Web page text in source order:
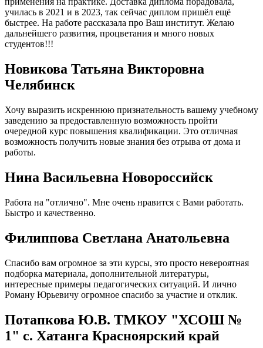
училась в 2021 и в 2023, так сейчас диплом пришёл ещё
быстрее. На работе рассказала про Ваш институт. Желаю
дальнейшего развития, процветания и много новых
студентов!!!
Новикова Татьяна Викторовна
Челябинск
Хочу выразить искреннюю признательность вашему учебному
заведению за предоставленную возможность пройти
очередной курс повышения квалификации. Это отличная
возможность получить новые знания без отрыва от дома и
работы.
Нина Васильевна Новороссийск
Работа на "отлично". Мне очень нравится с Вами работать.
Быстро и качественно.
Филиппова Светлана Анатольевна
Спасибо вам огромное за эти курсы, это просто невероятная
подборка материала, дополнительной литературы,
интересные примеры педагогических ситуаций. И лично
Роману Юрьевичу огромное спасибо за участие и отклик.
Потапкова Ю.В. ТМКОУ "ХСОШ №
1" с. Хатанга Красноярский край